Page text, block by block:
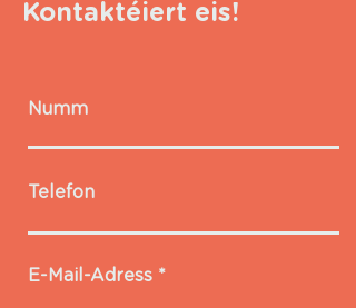
Kontaktéiert eis!
Numm
Telefon
E-Mail-Adress